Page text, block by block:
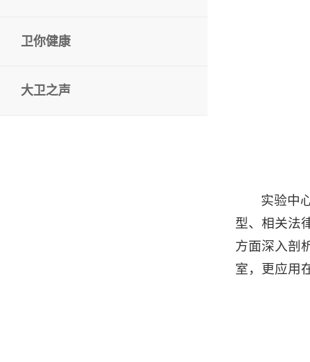
卫你健康
大卫之声
实验中
型、相关法
方面深入剖
室，更应用